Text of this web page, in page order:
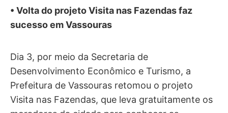
• Volta do projeto Visita nas Fazendas faz
sucesso em Vassouras
Dia 3, por meio da Secretaria de
Desenvolvimento Econômico e Turismo, a
Prefeitura de Vassouras retomou o projeto
Visita nas Fazendas, que leva gratuitamente os